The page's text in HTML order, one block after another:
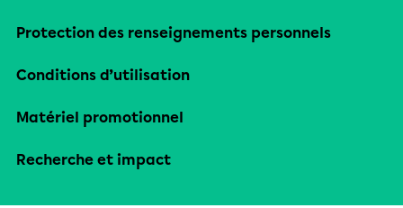
Protection des renseignements personnels
Conditions d’utilisation
Matériel promotionnel
Recherche et impact